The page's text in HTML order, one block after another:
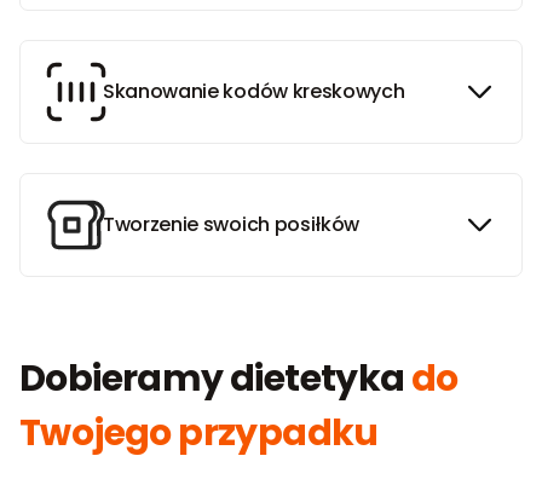
Skanowanie kodów kreskowych
Tworzenie swoich posiłków
Dobieramy dietetykado
Twojego przypadku